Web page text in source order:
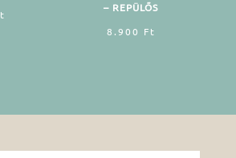
– REPÜLŐS
8.900 Ft